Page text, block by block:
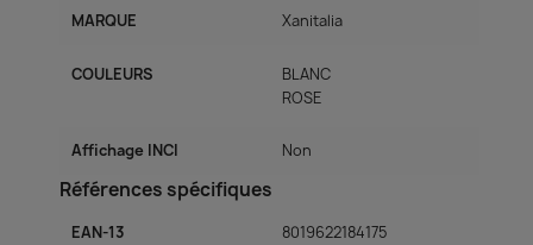
MARQUE Xanitalia
COULEURS
BLANC
ROSE
Affichage INCI Non
Références spécifiques
EAN-13 8019622184175